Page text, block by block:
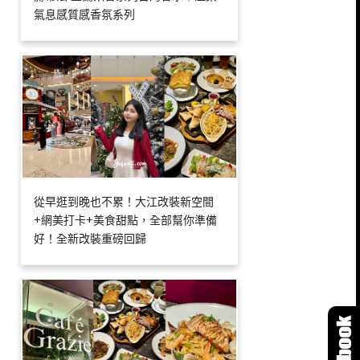
氣息感質感香氛系列
從早逛到晚也不累！大江改裝新空間
+網美打卡+美食甜點，全部幫你準備
好！全新改裝重磅回歸